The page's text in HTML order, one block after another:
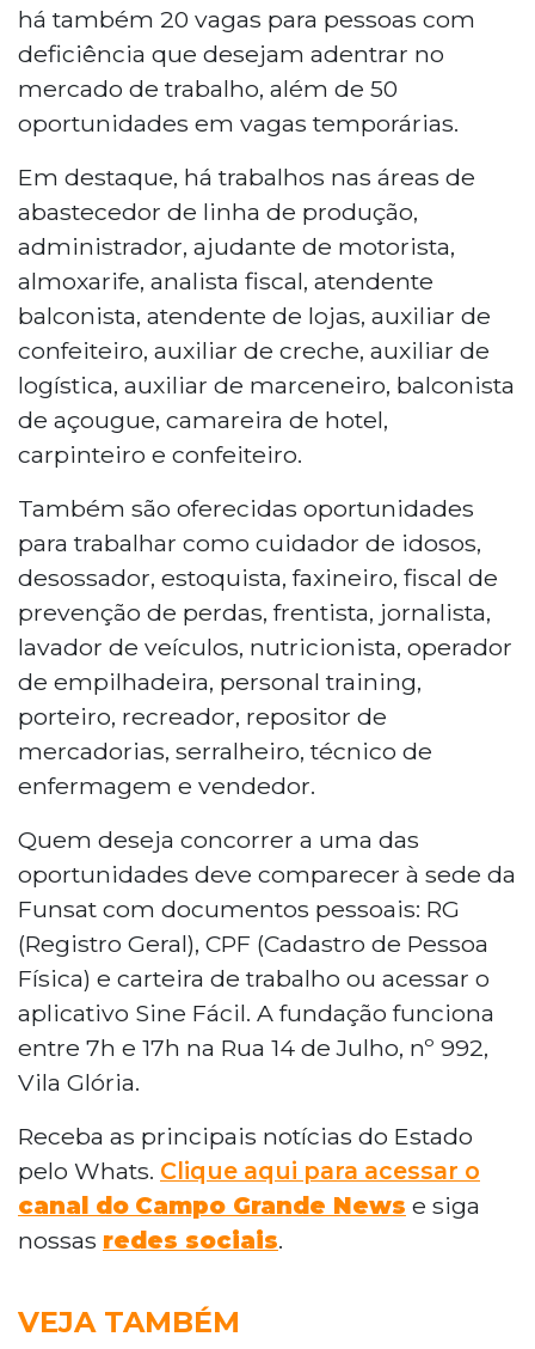
há também 20 vagas para pessoas com
deficiência que desejam adentrar no
mercado de trabalho, além de 50
oportunidades em vagas temporárias.
Em destaque, há trabalhos nas áreas de
abastecedor de linha de produção,
administrador, ajudante de motorista,
almoxarife, analista fiscal, atendente
balconista, atendente de lojas, auxiliar de
confeiteiro, auxiliar de creche, auxiliar de
logística, auxiliar de marceneiro, balconista
de açougue, camareira de hotel,
carpinteiro e confeiteiro.
Também são oferecidas oportunidades
para trabalhar como cuidador de idosos,
desossador, estoquista, faxineiro, fiscal de
prevenção de perdas, frentista, jornalista,
lavador de veículos, nutricionista, operador
de empilhadeira, personal training,
porteiro, recreador, repositor de
mercadorias, serralheiro, técnico de
enfermagem e vendedor.
Quem deseja concorrer a uma das
oportunidades deve comparecer à sede da
Funsat com documentos pessoais: RG
(Registro Geral), CPF (Cadastro de Pessoa
Física) e carteira de trabalho ou acessar o
aplicativo Sine Fácil. A fundação funciona
entre 7h e 17h na Rua 14 de Julho, nº 992,
Vila Glória.
Receba as principais notícias do Estado
pelo Whats. Clique aqui para acessar o
canal do Campo Grande News e siga
nossas redes sociais.
VEJA TAMBÉM